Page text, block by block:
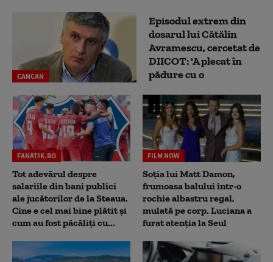
CANCAN
Episodul extrem din
dosarul lui Cătălin
Avramescu, cercetat de
DIICOT: 'A plecat în
pădure cu o
FANATIK.RO
Tot adevărul despre
salariile din bani publici
ale jucătorilor de la Steaua.
Cine e cel mai bine plătit și
cum au fost păcăliți cu...
FILM NOW
Soția lui Matt Damon,
frumoasa balului într-o
rochie albastru regal,
mulată pe corp. Luciana a
furat atenția la Seul